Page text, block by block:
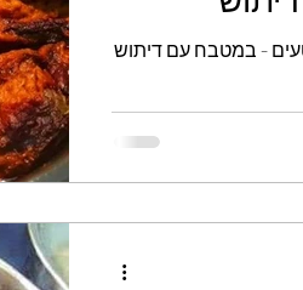
צמחוני
קינוחי כוסות ממולאים
- במטבח עם דיתוש